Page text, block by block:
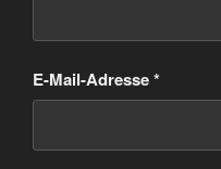
E-Mail-Adresse*